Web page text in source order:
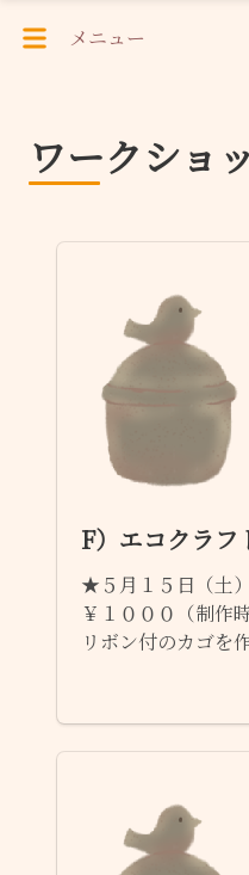
メニュー
ワークショ
F）エコクラフ
★５月１５日（土
￥１０００（制
リボン付のカゴを
ッシュが入る大き
わいいリボンは
あれば何時でもご
約はお問い合わせ
日程 ３）お名前
しくお願いします